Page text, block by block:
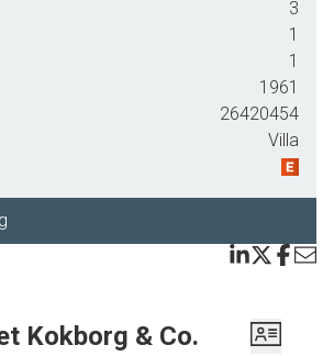
med blandt andet nyt tag og
Også det flotte flisebadeværelse er
de senere år.
fordeler sig på entre, et godt bryggers
god plads til
lyst køkken med lille
fint lysindfald og udgang til
soveværelse og sluttelig
3
1
1
1961
26420454
Villa
Kokborg & Co.